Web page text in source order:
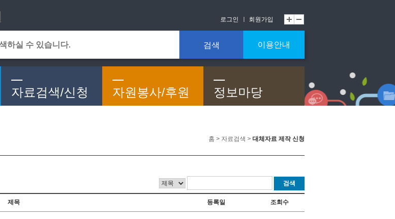
로그인 회원가입
검색 이용안내
자료검색/신청 자원봉사/후원 정보마당
홈 > 자료검색 > 대체자료 제작 신청
검색
제목 등록일 조회수